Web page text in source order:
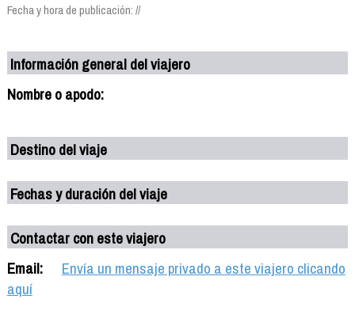
Fecha y hora de publicación: //
Información general del viajero
Nombre o apodo:
Destino del viaje
Fechas y duración del viaje
Contactar con este viajero
Email:
Envía un mensaje privado a este viajero clicando
aquí